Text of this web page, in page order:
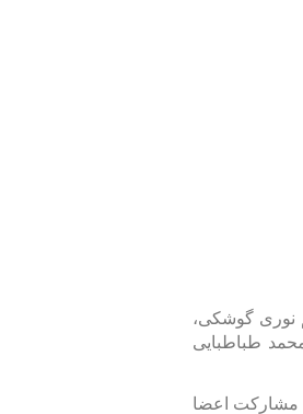
نوری گوشکی،
طباطبایی
مشارکت اعضا